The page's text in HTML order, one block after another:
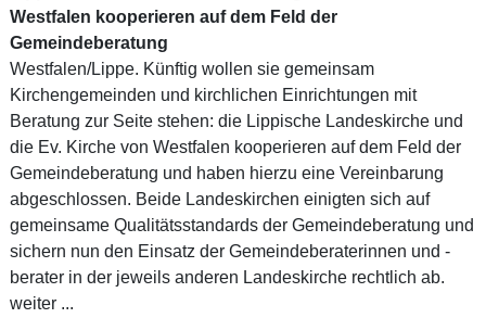
Westfalen kooperieren auf dem Feld der
Gemeindeberatung
Westfalen/Lippe. Künftig wollen sie gemeinsam
Kirchengemeinden und kirchlichen Einrichtungen mit
Beratung zur Seite stehen: die Lippische Landeskirche und
die Ev. Kirche von Westfalen kooperieren auf dem Feld der
Gemeindeberatung und haben hierzu eine Vereinbarung
abgeschlossen. Beide Landeskirchen einigten sich auf
gemeinsame Qualitätsstandards der Gemeindeberatung und
sichern nun den Einsatz der Gemeindeberaterinnen und -
berater in der jeweils anderen Landeskirche rechtlich ab.
weiter ...